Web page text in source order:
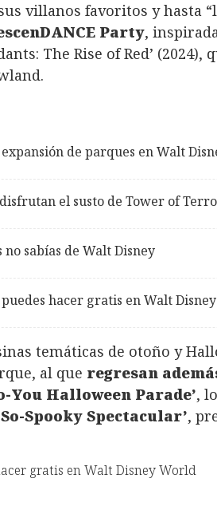
villanos favoritos y hasta
Party,
The Rise of Red’ (2024),
de parques en Walt
el susto de Tower of
sabías de Walt Disney
puedes hacer gratis en Walt
temáticas de otoño y
al que regresan
You Halloween Parade’,
Spooky Spectacular’,